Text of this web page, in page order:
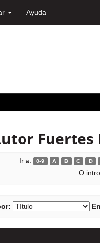
Ayuda
Ir a: 0-9 A B C D
O